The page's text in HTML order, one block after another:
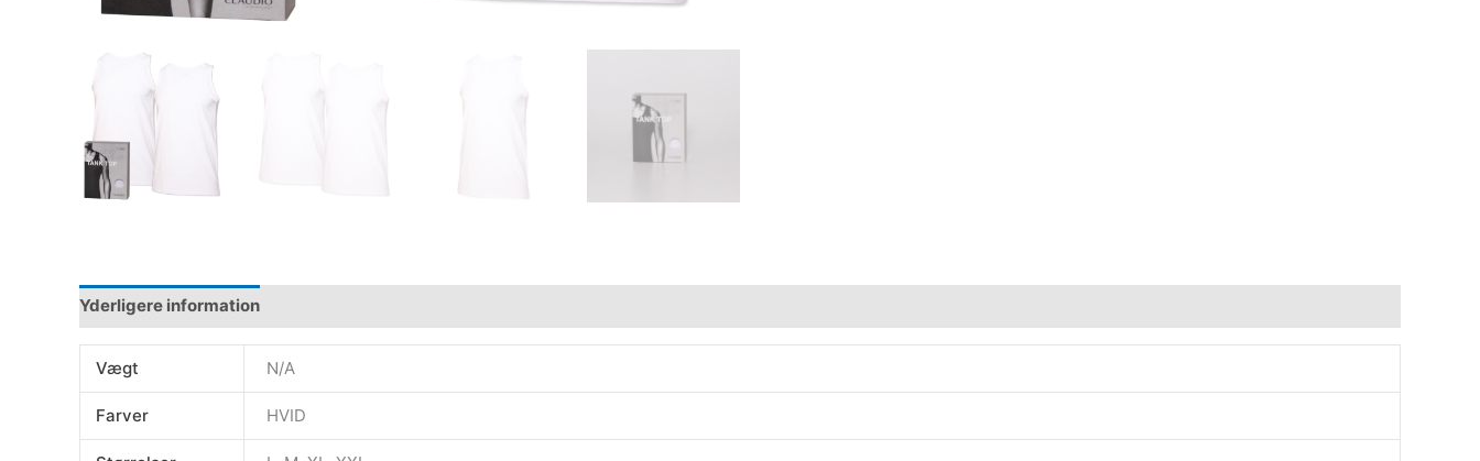
Yderligere information
Vægt N/A
Farver HVID